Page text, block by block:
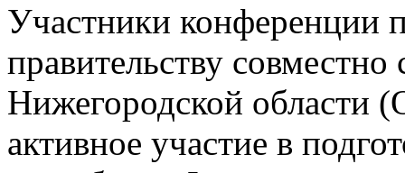
Участники конференции
правительству
Нижегородской
активное участие в